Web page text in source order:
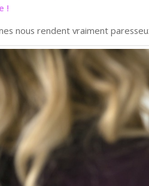
!
nous rendent vraiment